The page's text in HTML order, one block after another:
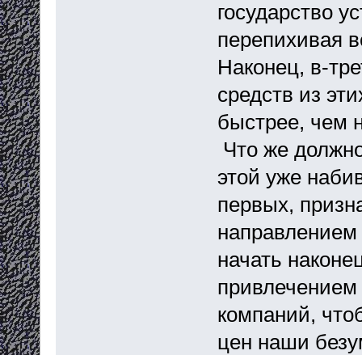
государство
перепихивая
Наконец, в-
средств из
быстрее, чем
Что же
этой уже
первых,
начать
компаний,
цен наши